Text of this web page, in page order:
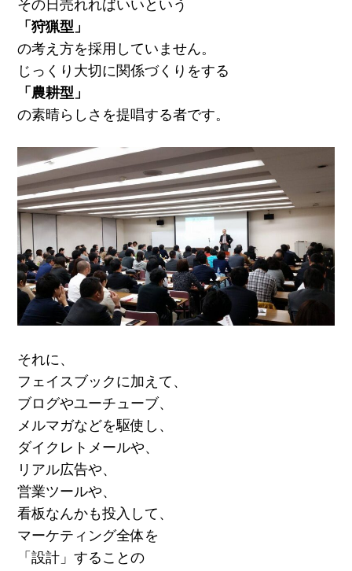
その日売れればいいという
「狩猟型」
の考え方を採用していません。
じっくり大切に関係づくりをする
「農耕型」
の素晴らしさを提唱する者です。
それに、
フェイスブックに加えて、
ブログやユーチューブ、
メルマガなどを駆使し、
ダイクレトメールや、
リアル広告や、
営業ツールや、
看板なんかも投入して、
マーケティング全体を
「設計」することの